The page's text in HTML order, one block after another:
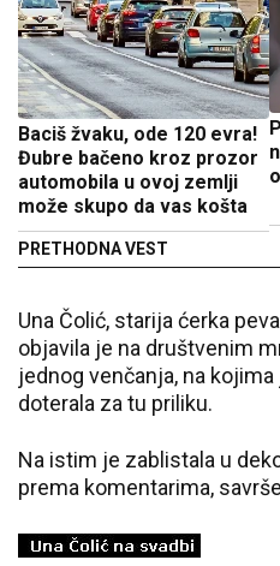
Baciš žvaku, ode 120 evra!
Đubre bačeno kroz prozor
automobila u ovoj zemlji
može skupo da vas košta
PRETHODNA VEST
Una Čolić, starija ćerka
objavila je na društvenim
jednog venčanja, na
doterala za tu priliku.
Na istim je zablistala u
prema komentarima,